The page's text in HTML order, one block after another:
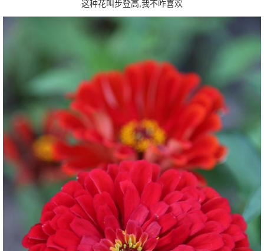
这种花叫步登高,我不咋喜欢